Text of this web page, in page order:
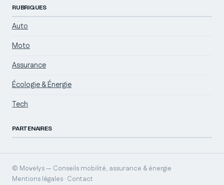
RUBRIQUES
Auto
Moto
Assurance
Écologie & Énergie
Tech
PARTENAIRES
© Movelys — Conseils mobilité, assurance & énergie
Mentions légales · Contact